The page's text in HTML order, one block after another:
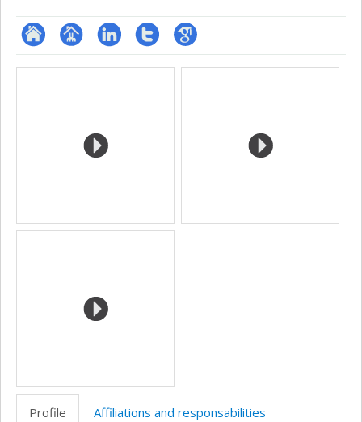
ResearchGate
Page LinkedInCompteGoogle
Media
Profile Affiliations and responsabilities